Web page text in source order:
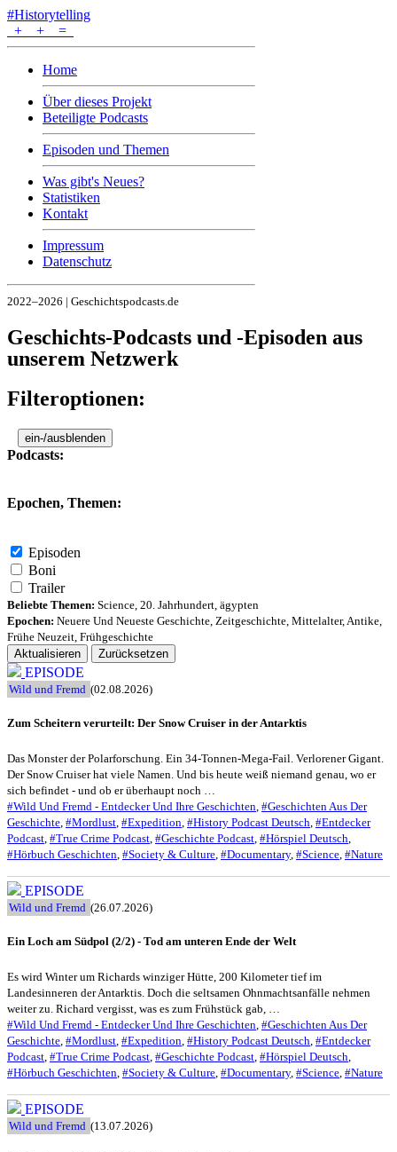
#Historytelling
+
+ =
Home
Über dieses Projekt
Beteiligte Podcasts
Episoden und Themen
Was gibt's Neues?
Statistiken
Kontakt
Impressum
Datenschutz
2022–2026 | Geschichtspodcasts.de
Geschichts-Podcasts und -Episoden aus
unserem Netzwerk
Filteroptionen:
ein-/ausblenden
Podcasts:
Epochen, Themen:
Episoden
Boni
Trailer
Beliebte Themen: Science 20. Jahrhundert ägypten
Epochen: Neuere Und Neueste Geschichte Zeitgeschichte Mittelalter, Antike
Frühe Neuzeit Frühgeschichte
Aktualisieren
Zurücksetzen
EPISODE
Wild und Fremd (02.08.2026)
Zum Scheitern verurteilt: Der Snow Cruiser in der Antarktis
Das Monster der Polarforschung. Ein 34-Tonnen-Mega-Fail. Verlorener Gigant.
Der Snow Cruiser hat viele Namen. Und bis heute weiß niemand genau, wo er
sich befindet - und ob er überhaupt noch …
#Wild Und Fremd - Entdecker Und Ihre Geschichten, #Geschichten Aus Der
Geschichte, #Mordlust, #Expedition, #History Podcast Deutsch, #Entdecker
Podcast, #True Crime Podcast, #Geschichte Podcast, #Hörspiel Deutsch,
#Hörbuch Geschichten, #Society & Culture, #Documentary, #Science, #Nature
EPISODE
Wild und Fremd (26.07.2026)
Ein Loch am Südpol (2/2) - Tod am unteren Ende der Welt
Es wird Winter um Richards winziger Hütte, 200 Kilometer tief im
Landesinneren der Antarktis. Doch die seltsamen Ohnmachtsanfälle nehmen
weiter zu. Richard vergisst, was es zum Frühstück gab, …
#Wild Und Fremd - Entdecker Und Ihre Geschichten, #Geschichten Aus Der
Geschichte, #Mordlust, #Expedition, #History Podcast Deutsch, #Entdecker
Podcast, #True Crime Podcast, #Geschichte Podcast, #Hörspiel Deutsch,
#Hörbuch Geschichten, #Society & Culture, #Documentary, #Science, #Nature
EPISODE
Wild und Fremd (13.07.2026)